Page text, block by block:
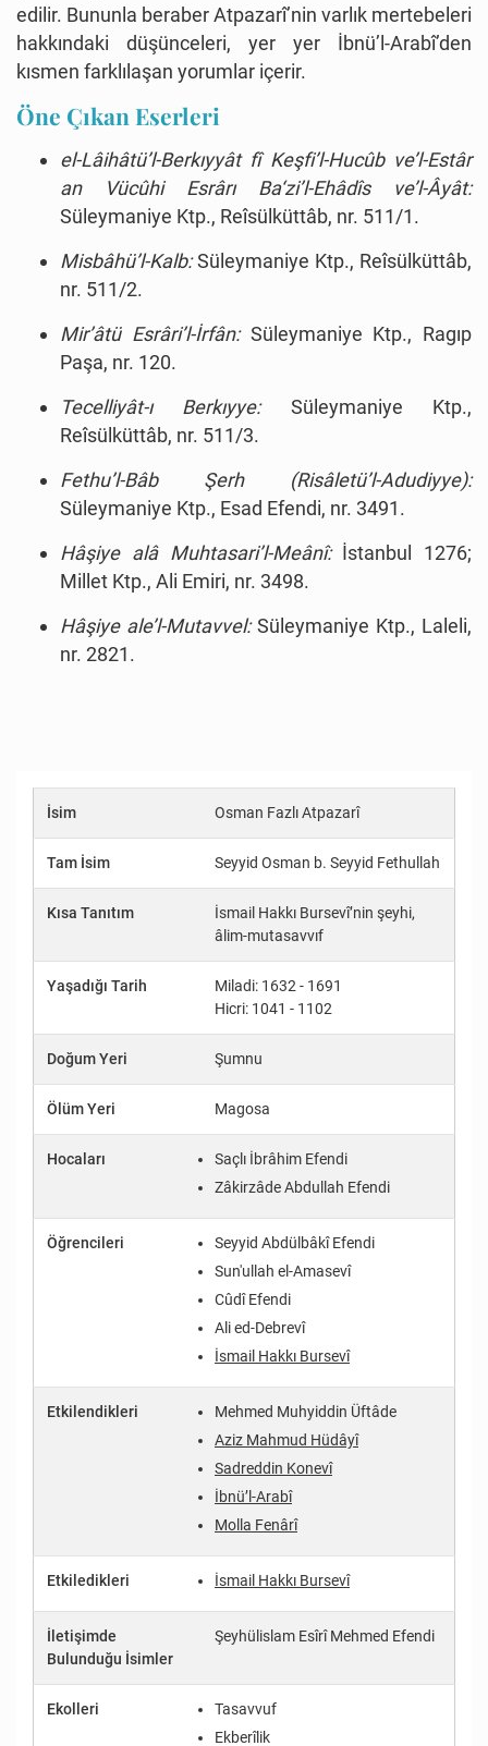
edilir. Bununla beraber Atpazarî’nin varlık mertebeleri
hakkındaki düşünceleri, yer yer İbnü’l-Arabî’den
kısmen farklılaşan yorumlar içerir.
Öne Çıkan Eserleri
el-Lâihâtü’l-Berkıyyât fî Keşfi’l-Hucûb ve’l-Estâr
an Vücûhi Esrârı Ba‘zi’l-Ehâdîs ve’l-Âyât:
Süleymaniye Ktp., Reîsülküttâb, nr. 511/1.
Misbâhü’l-Kalb:Süleymaniye Ktp., Reîsülküttâb,
nr. 511/2.
Mir’âtü Esrâri’l-İrfân:Süleymaniye Ktp., Ragıp
Paşa, nr. 120.
Tecelliyât-ı Berkıyye:Süleymaniye Ktp.,
Reîsülküttâb, nr. 511/3.
Fethu’l-Bâb Şerh (Risâletü’l-Adudiyye):
Süleymaniye Ktp., Esad Efendi, nr. 3491.
Hâşiye alâ Muhtasari’l-Meânî: İstanbul 1276;
Millet Ktp., Ali Emiri, nr. 3498.
Hâşiye ale’l-Mutavvel:Süleymaniye Ktp., Laleli,
nr. 2821.
İsim Osman Fazlı Atpazarî
Tam İsim Seyyid Osman b. Seyyid Fethullah
Kısa Tanıtım
İsmail Hakkı Bursevî’nin şeyhi,
âlim-mutasavvıf
Yaşadığı Tarih
Miladi: 1632 - 1691
Hicri: 1041 - 1102
Doğum Yeri Şumnu
Ölüm Yeri Magosa
Hocaları
Saçlı İbrâhim Efendi
Zâkirzâde Abdullah Efendi
Öğrencileri
Seyyid Abdülbâkî Efendi
Sun'ullah el-Amasevî
Cûdî Efendi
Ali ed-Debrevî
İsmail Hakkı Bursevî
Etkilendikleri
Mehmed Muhyiddin Üftâde
Aziz Mahmud Hüdâyî
Sadreddin Konevî
İbnü’l-Arabî
Molla Fenârî
Etkiledikleri İsmail Hakkı Bursevî
İletişimde
Bulunduğu İsimler
Şeyhülislam Esîrî Mehmed Efendi
Ekolleri
Tasavvuf
Ekberîlik